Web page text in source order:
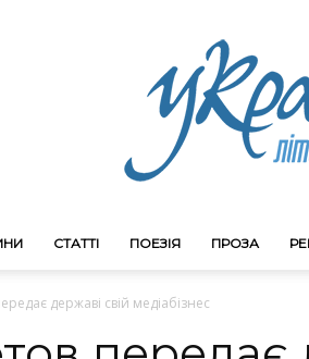
СТАТТІ ПОЕЗІЯ ПРОЗА
державі свій медіабізнес